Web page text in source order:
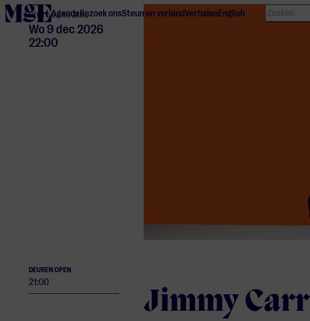
home
AgendaBezoek onsSteun en verbindVerhalenEnglish Zoeken
HERTOG JAN ZAAL
Wo 9 dec 2026
22:00
DEUREN OPEN
21:00
Jimmy Carr